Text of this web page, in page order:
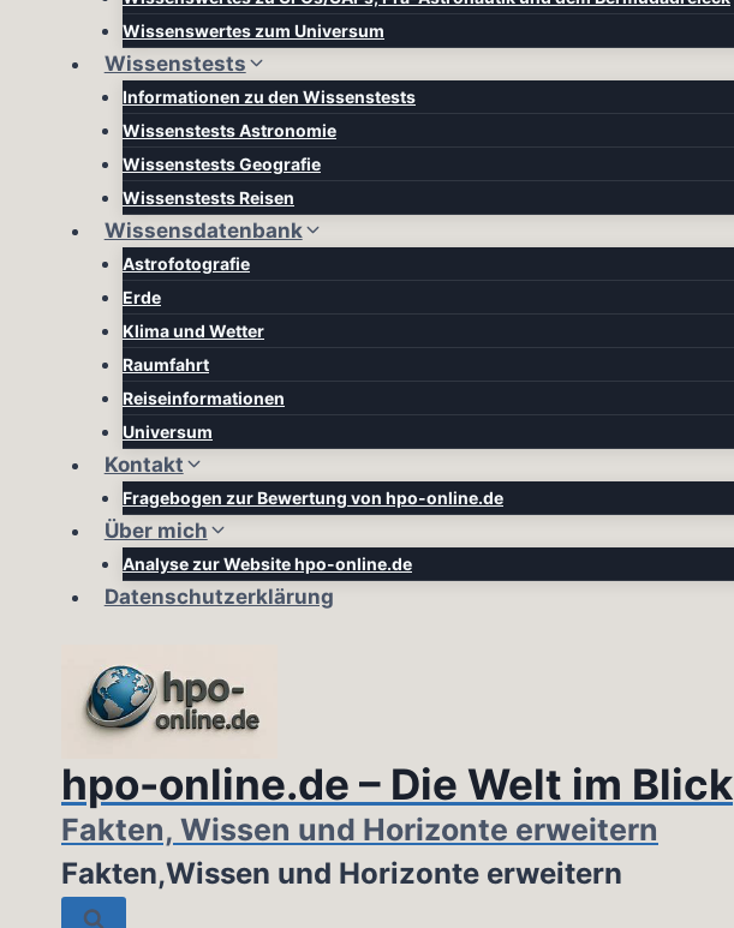
Wissenswertes zum Universum
Wissenstests
Informationen zu den Wissenstests
Wissenstests Astronomie
Wissenstests Geografie
Wissenstests Reisen
Wissensdatenbank
Astrofotografie
Erde
Klima und Wetter
Raumfahrt
Reiseinformationen
Universum
Kontakt
Fragebogen zur Bewertung von hpo-online.de
Über mich
Analyse zur Website hpo-online.de
Datenschutzerklärung
hpo-online.de – Die Welt im Blick
Fakten, Wissen und Horizonte erweitern
Fakten,Wissen und Horizonte erweitern